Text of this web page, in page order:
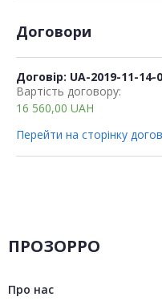
Договори
Договір: UA-2019-11-14-
Вартість договору:
16 560,00 UAH
Перейти на сторінку
ПРОЗОРРО
Про нас